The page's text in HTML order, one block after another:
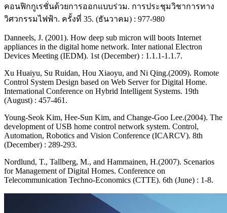
คอนฟิกกูเรชั่นด้วยการออกแบบร่วม. การประชุมวิชาการทาง
วิศวกรรมไฟฟ้า. ครั้งที่ 35. (ธันวาคม) : 977-980
Danneels, J. (2001). How deep sub micron will boots Internet
appliances in the digital home network. Inter national Electron
Devices Meeting (IEDM). 1st (December) : 1.1.1-1.1.7.
Xu Huaiyu, Su Ruidan, Hou Xiaoyu, and Ni Qing.(2009). Romote
Control System Design based on Web Server for Digital Home.
International Conference on Hybrid Intelligent Systems. 19th
(August) : 457-461.
Young-Seok Kim, Hee-Sun Kim, and Change-Goo Lee.(2004). The
development of USB home control network system. Control,
Automation, Robotics and Vision Conference (ICARCV). 8th
(December) : 289-293.
Nordlund, T., Tallberg, M., and Hammainen, H.(2007). Scenarios
for Management of Digital Homes. Conference on
Telecommunication Techno-Economics (CTTE). 6th (June) : 1-8.